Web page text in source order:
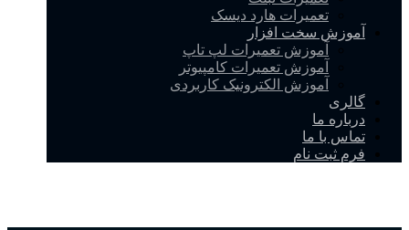
تعمیرات هارد دیسک
آموزش سخت افزار
آموزش تعمیرات لپ تاپ
آموزش تعمیرات کامپیوتر
آموزش الکترونیک کاربردی
گالری
درباره ما
تماس با ما
فرم ثبت نام